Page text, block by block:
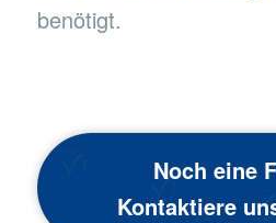
benötigt.
Noch eine
Kontaktiere